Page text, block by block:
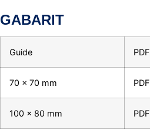
GABARIT
Guide PDF
70 x 70 mm PDF
100 x 80 mm PDF